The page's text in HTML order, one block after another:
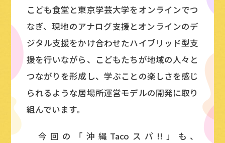
こども食堂と東京学芸大学をオンラインでつ
なぎ、現地のアナログ支援とオンラインのデ
ジタル支援をかけ合わせたハイブリッド型支
援を行いながら、こどもたちが地域の人々と
つながりを形成し、学ぶことの楽しさを感じ
られるような居場所運営モデルの開発に取り
組んでいます。
今回の「沖縄Tacoスパ!!」も、